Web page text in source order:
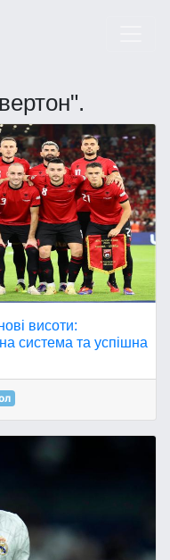
висоти:
система та успішна